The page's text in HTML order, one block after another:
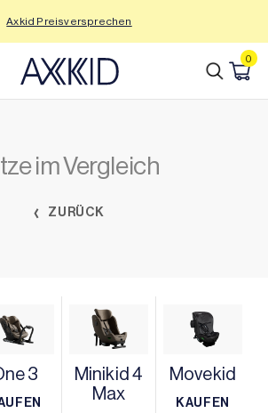
Axkid Preisversprechen
0
im Vergleich
ZURÜCK
3
Minikid 4
Max
Movekid
KAUFEN